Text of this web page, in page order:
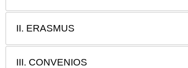
II. ERASMUS
III. CONVENIOS